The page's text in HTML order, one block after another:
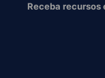
Receba recursos